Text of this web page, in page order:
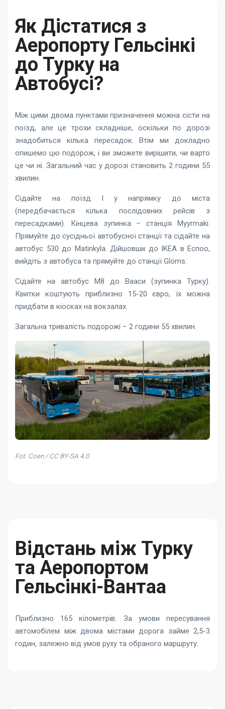
Як Дістатися з
Аеропорту Гельсінкі
до Турку на
Автобусі?
Між цими двома пунктами призначення можна сісти на
поїзд, але це трохи складніше, оскільки по дорозі
знадобиться кілька пересадок. Втім ми докладно
опишемо цю подорож, і ви зможете вирішити, чи варто
це чи ні. Загальний час у дорозі становить 2 години 55
хвилин.
Сідайте на поїзд I у напрямку до міста
(передбачається кілька послідовних рейсів з
пересадками). Кінцева зупинка – станція Myyrmaki.
Прямуйте до сусідньої автобусної станції та сідайте на
автобус 530 до Matinkyla. Дійшовши до IKEA в Еспоо,
вийдіть з автобуса та прямуйте до станції Gloms.
Сідайте на автобус М8 до Вааси (зупинка Турку).
Квитки коштують приблизно 15-20 євро, їх можна
придбати в кіосках на вокзалах.
Загальна тривалість подорожі – 2 години 55 хвилин.
Fot. Coen / CC BY-SA 4.0
Відстань між Турку
та Аеропортом
Гельсінкі-Вантаа
Приблизно 165 кілометрів. За умови пересування
автомобілем між двома містами дорога займе 2,5-3
годин, залежно від умов руху та обраного маршруту.